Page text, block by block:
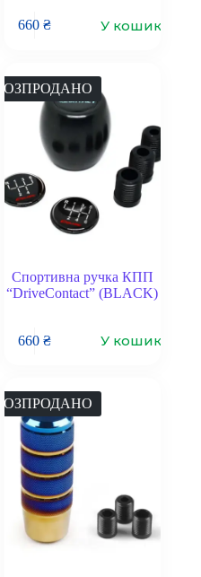
660 ₴ У кошик
РОЗПРОДАНО
Спортивна ручка КПП
“DriveContact” (BLACK)
660 ₴ У кошик
РОЗПРОДАНО